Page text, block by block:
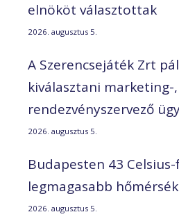
elnököt választottak
2026. augusztus 5.
A Szerencsejáték Zrt
kiválasztani marketing-
rendezvényszervező
2026. augusztus 5.
Budapesten 43
legmagasabb
2026. augusztus 5.